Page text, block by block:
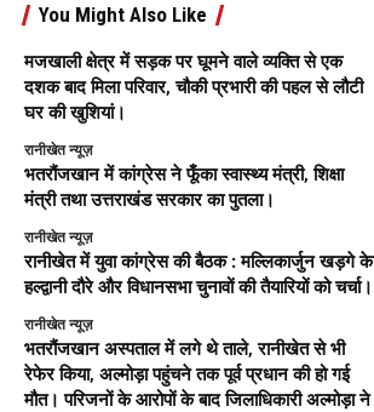
You Might Also Like
मजखाली क्षेत्र में सड़क पर घूमने वाले व्यक्ति से एक
दशक बाद मिला परिवार, चौकी प्रभारी की पहल से लौटी
घर की खुशियां।
रानीखेत न्यूज़
भतरौंजखान में कांग्रेस ने फूँका स्वास्थ्य मंत्री, शिक्षा
मंत्री तथा उत्तराखंड सरकार का पुतला।
रानीखेत न्यूज़
रानीखेत में युवा कांग्रेस की बैठक : मल्लिकार्जुन खड़गे के
हल्द्वानी दौरे और विधानसभा चुनावों की तैयारियों को चर्चा।
रानीखेत न्यूज़
भतरौंजखान अस्पताल में लगे थे ताले, रानीखेत से भी
रेफेर किया, अल्मोड़ा पहुंचने तक पूर्व प्रधान की हो गई
मौत। परिजनों के आरोपों के बाद जिलाधिकारी अल्मोड़ा ने